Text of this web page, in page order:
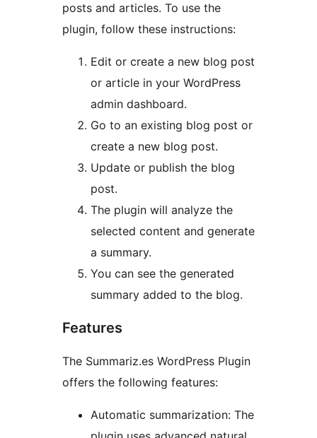
posts and articles. To use the
plugin, follow these instructions:
Edit or create a new blog post
or article in your WordPress
admin dashboard.
Go to an existing blog post or
create a new blog post.
Update or publish the blog
post.
The plugin will analyze the
selected content and generate
a summary.
You can see the generated
summary added to the blog.
Features
The Summariz.es WordPress Plugin
offers the following features:
Automatic summarization: The